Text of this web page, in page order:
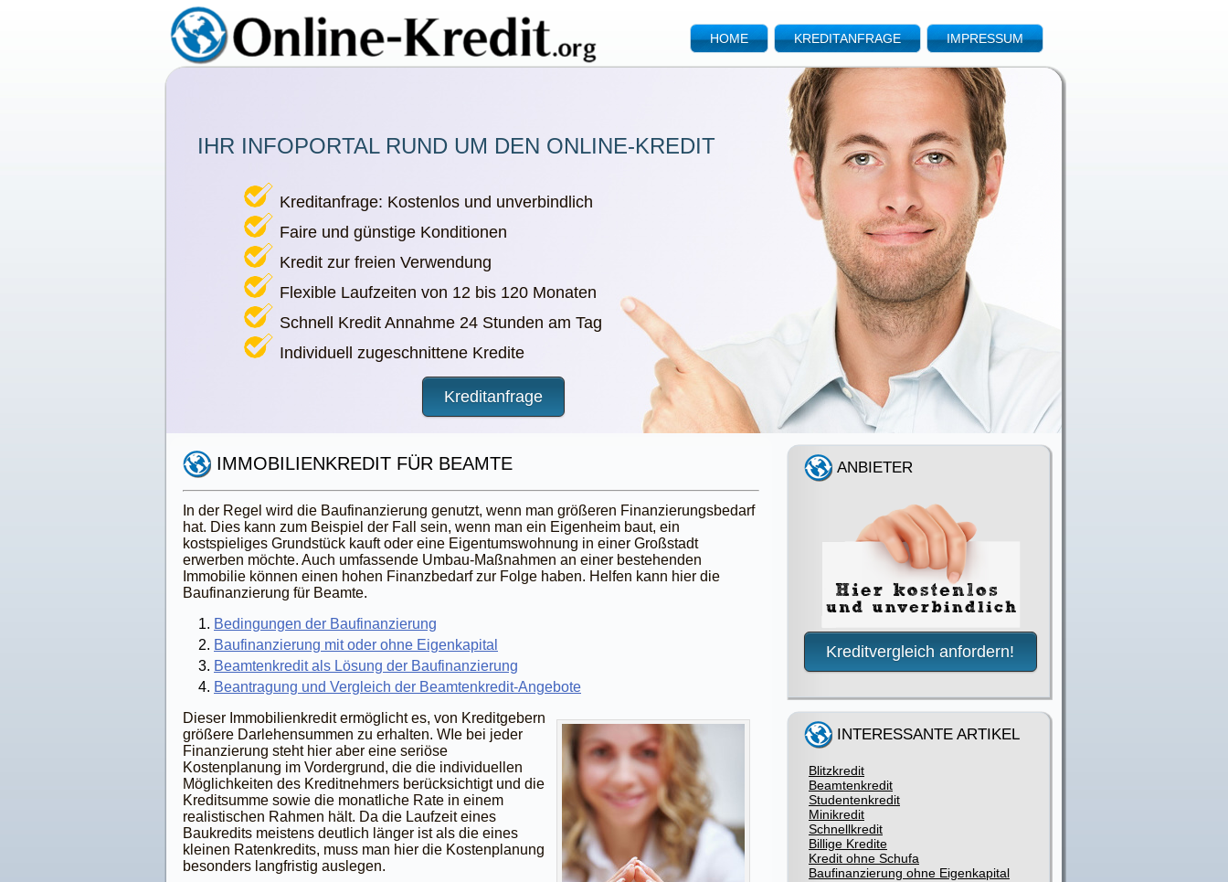
HOME KREDITANFRAGE IMPRESSUM
IHR INFOPORTAL RUND UM DEN ONLINE-KREDIT
Kreditanfrage: Kostenlos und unverbindlich
Faire und günstige Konditionen
Kredit zur freien Verwendung
Flexible Laufzeiten von 12 bis 120 Monaten
Schnell Kredit Annahme 24 Stunden am Tag
Individuell zugeschnittene Kredite
Kreditanfrage
IMMOBILIENKREDIT FÜR BEAMTE
In der Regel wird die Baufinanzierung genutzt, wenn man größeren Finanzierungsbedarf
hat. Dies kann zum Beispiel der Fall sein, wenn man ein Eigenheim baut, ein
kostspieliges Grundstück kauft oder eine Eigentumswohnung in einer Großstadt
erwerben möchte. Auch umfassende Umbau-Maßnahmen an einer bestehenden
Immobilie können einen hohen Finanzbedarf zur Folge haben. Helfen kann hier die
Baufinanzierung für Beamte.
Bedingungen der Baufinanzierung
Baufinanzierung mit oder ohne Eigenkapital
Beamtenkredit als Lösung der Baufinanzierung
Beantragung und Vergleich der Beamtenkredit-Angebote
Dieser Immobilienkredit ermöglicht es, von Kreditgebern
größere Darlehensummen zu erhalten. WIe bei jeder
Finanzierung steht hier aber eine seriöse
Kostenplanung im Vordergrund, die die individuellen
Möglichkeiten des Kreditnehmers berücksichtigt und die
Kreditsumme sowie die monatliche Rate in einem
realistischen Rahmen hält. Da die Laufzeit eines
Baukredits meistens deutlich länger ist als die eines
kleinen Ratenkredits, muss man hier die Kostenplanung
besonders langfristig auslegen.
ANBIETER
Kreditvergleich anfordern!
INTERESSANTE ARTIKEL
Blitzkredit
Beamtenkredit
Studentenkredit
Minikredit
Schnellkredit
Billige Kredite
Kredit ohne Schufa
Baufinanzierung ohne Eigenkapital